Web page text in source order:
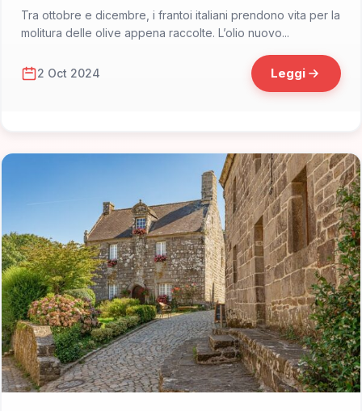
Tra ottobre e dicembre, i frantoi italiani prendono vita per la
molitura delle olive appena raccolte. L’olio nuovo...
2 Oct 2024 Leggi